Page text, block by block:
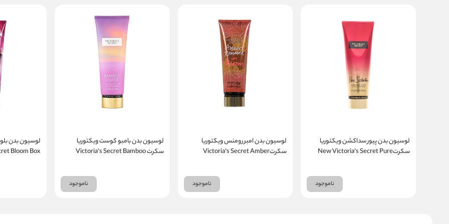
لوسیون بدن پیور سداکشن ویکتوریا
سکرتNew Victoria’s Secret Pure
ناموجود
لوسیون بدن امبر رومنس ویکتوریا
سکرتVictoria’s Secret Amber
ناموجود
لوسیون بدن بامبو کوست ویکتوریا
سکرت Victoria’s Secret Bamboo
ناموجود
لوسیون بدن
Bloom Box